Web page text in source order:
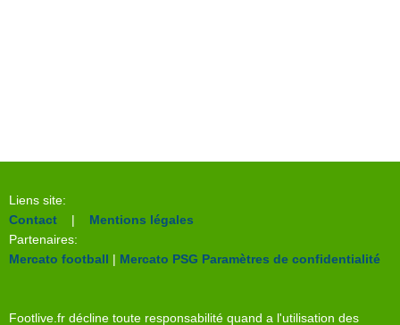
Liens site:
Contact | Mentions légales
Partenaires:
Mercato football | Mercato PSG Paramètres de confidentialité
Footlive.fr décline toute responsabilité quand a l'utilisation des